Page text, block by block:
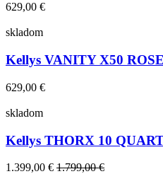
629,00 €
skladom
Kellys VANITY X50
629,00 €
skladom
Kellys THORX 10
1.399,00 € 1.799,00 €